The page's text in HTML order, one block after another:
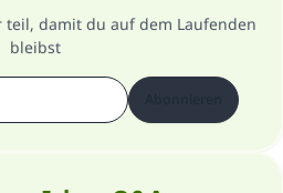
teil, damit du auf dem Laufenden
bleibst